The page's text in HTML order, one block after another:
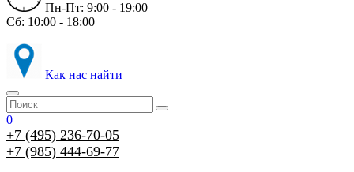
Пн-Пт: 9:00 - 19:00
Сб: 10:00 - 18:00
Как нас найти
0
+7 (495) 236-70-05
+7 (985) 444-69-77